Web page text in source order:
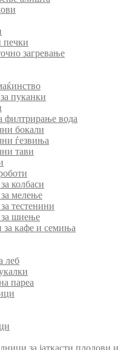
печки
загревање
пуканки
филтрирање вода
бокали
ѓезвиња
тави
колбаси
мелење
тестенини
шиење
кафе и семиња
леб
пареа
за јаткасти плодови и